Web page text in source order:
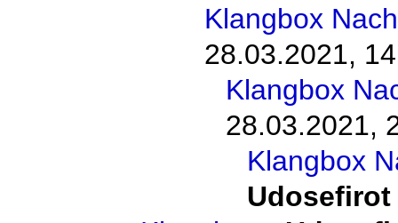
Klangbox
28.03.2021,
Klangbox
28.03.2021,
Klangbox
Udosefirot